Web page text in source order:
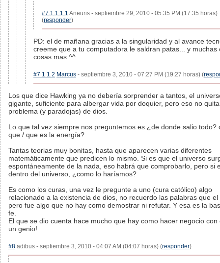
#7.1.1.1.1 Aneuris - septiembre 29, 2010 - 05:35 PM (17:35 horas)
(responder)
PD: el de mañana gracias a la singularidad y al avance
creeme que a tu computadora le saldran patas... y muchas
cosas mas ^^
#7.1.1.2 Marcus - septiembre 3, 2010 - 07:27 PM (19:27 horas) (
Los que dice Hawking ya no debería sorprender a tantos, el
gigante, suficiente para albergar vida por doquier, pero eso no
problema (y paradojas) de dios.
Lo que tal vez siempre nos preguntemos es ¿de donde salio todo?
que / que es la energía?
Tantas teorias muy bonitas, hasta que aparecen varias diferentes
matemáticamente que predicen lo mismo. Si es que el universo
espontáneamente de la nada, eso habrá que comprobarlo, pero si
dentro del universo, ¿como lo haríamos?
Es como los curas, una vez le pregunte a uno (cura católico) algo
relacionado a la existencia de dios, no recuerdo las palabras que el
pero fue algo que no hay como demostrar ni refutar. Y esa es la
fe.
El que se dio cuenta hace mucho que hay como hacer negocio con
un genio!
#8 adibus - septiembre 3, 2010 - 04:07 AM (04:07 horas) (responder)